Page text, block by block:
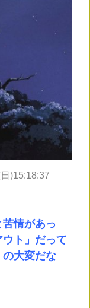
)15:18:37
情があっ
ト」だって
の大変だな